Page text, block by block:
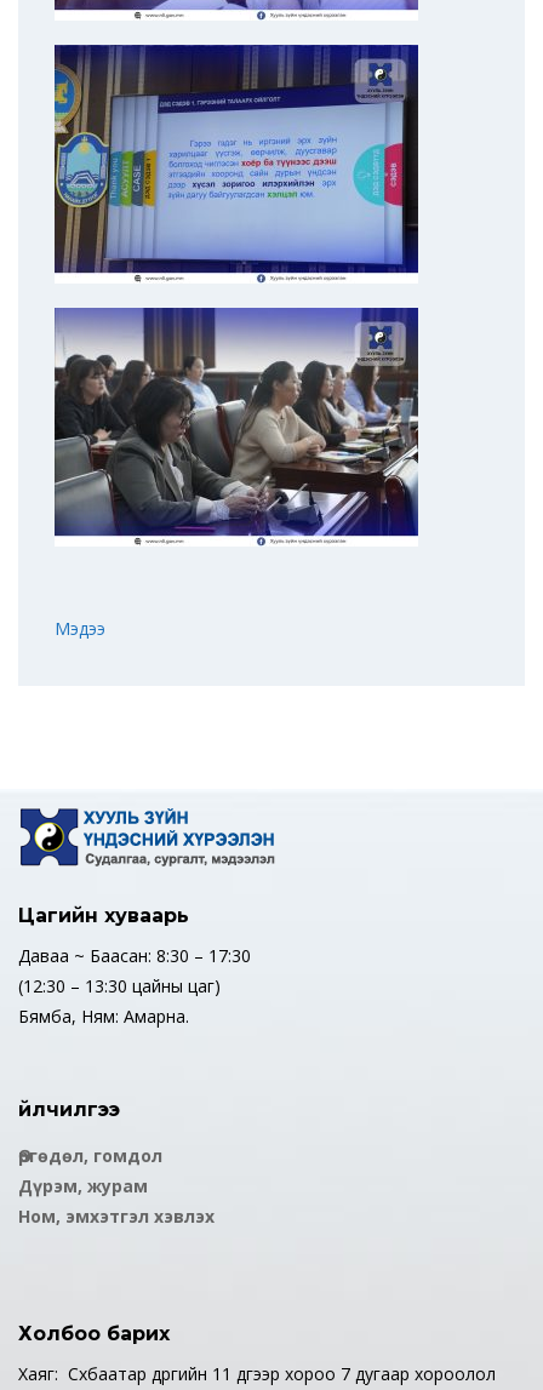
Мэдээ
Цагийн хуваарь
Даваа ~ Баасан: 8:30 – 17:30
(12:30 – 13:30 цайны цаг)
Бямба, Ням: Амарна.
Үйлчилгээ
Өргөдөл, гомдол
Дүрэм, журам
Ном, эмхэтгэл хэвлэх
Холбоо барих
Хаяг: Сүхбаатар дүүргийн 11 дүгээр хороо 7 дугаар хороолол